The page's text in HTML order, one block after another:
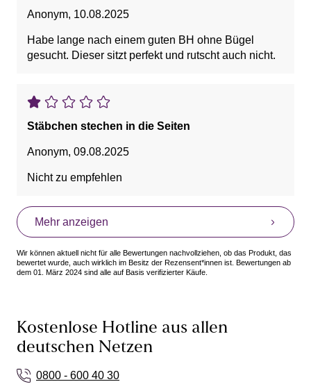
Anonym, 10.08.2025
Habe lange nach einem guten BH ohne Bügel
gesucht. Dieser sitzt perfekt und rutscht auch nicht.
Stäbchen stechen in die Seiten
Anonym, 09.08.2025
Nicht zu empfehlen
Mehr anzeigen
Wir können aktuell nicht für alle Bewertungen nachvollziehen, ob das Produkt, das
bewertet wurde, auch wirklich im Besitz der Rezensent*innen ist. Bewertungen ab
dem 01. März 2024 sind alle auf Basis verifizierter Käufe.
Kostenlose Hotline aus allen
deutschen Netzen
0800 - 600 40 30